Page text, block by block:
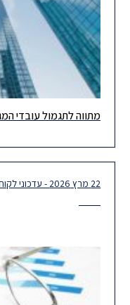
נוכח התמשכות מצב
מתווה לתגמול עובדי
22 מרץ 2026 - עדכוני לקוחות